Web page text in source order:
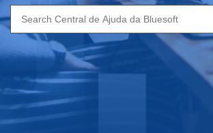
Search
for: